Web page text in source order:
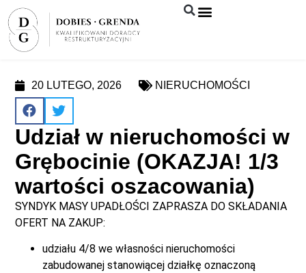
20 LUTEGO, 2026 NIERUCHOMOŚCI
Udział w nieruchomości w
Grębocinie (OKAZJA! 1/3
wartości oszacowania)
SYNDYK MASY UPADŁOŚCI ZAPRASZA DO SKŁADANIA
OFERT NA ZAKUP:
udziału 4/8 we własności nieruchomości
zabudowanej stanowiącej działkę oznaczoną